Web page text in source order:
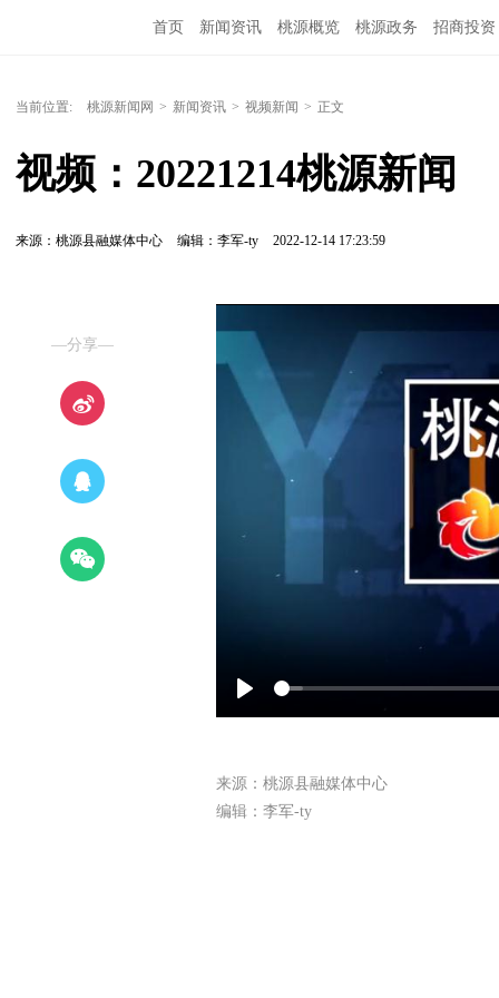
首页 新闻资讯 桃源概览 桃源政务 招商投资
当前位置: 桃源新闻网 > 新闻资讯 > 视频新闻 > 正文
视频：20221214桃源新闻
来源：桃源县融媒体中心 编辑：李军-ty 2022-12-14 17:23:59
—分享—
Play
来源：桃源县融媒体中心
编辑：李军-ty